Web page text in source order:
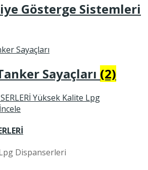
Gösterge Sistemleri
Sayaçları (2)
Dispanserleri